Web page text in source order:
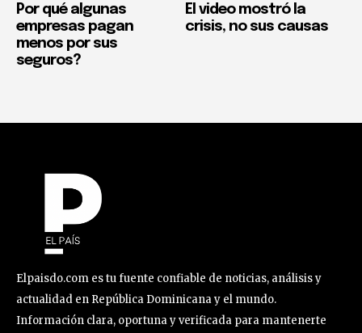
Por qué algunas
empresas pagan
menos por sus
seguros?
El video mostró la
crisis, no sus causas
Elpaisdo.com es tu fuente confiable de noticias, análisis y
actualidad en República Dominicana y el mundo.
Información clara, oportuna y verificada para mantenerte